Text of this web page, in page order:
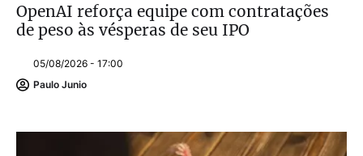
OpenAI reforça equipe com contratações
de peso às vésperas de seu IPO
05/08/2026 - 17:00
Paulo Junio